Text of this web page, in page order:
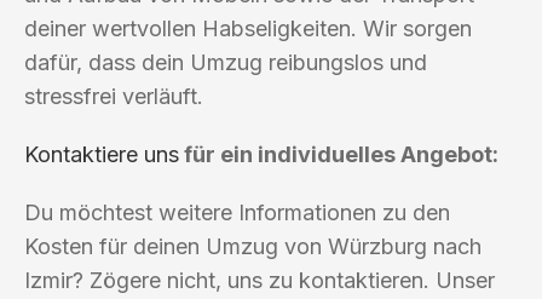
deiner wertvollen Habseligkeiten. Wir sorgen
dafür, dass dein Umzug reibungslos und
stressfrei verläuft.
Kontaktiere unsfür ein individuelles Angebot:
Du möchtest weitere Informationen zu den
Kosten für deinen Umzug von Würzburg nach
Izmir? Zögere nicht, uns zu kontaktieren. Unser